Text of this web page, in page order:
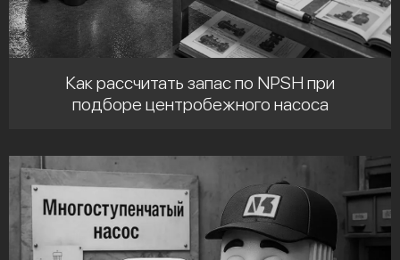
Как рассчитать запас по NPSH при
подборе центробежного насоса